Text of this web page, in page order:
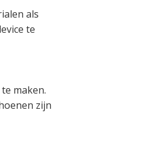
als
te
maken.
zijn